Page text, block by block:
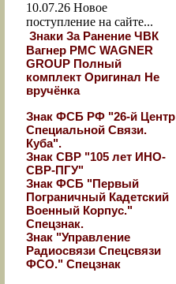
10.07.26 Новое
поступление на сайте...
Знаки За Ранение ЧВК
Вагнер РМС WAGNER
GROUP Полный
комплект Оригинал Не
вручёнка
Знак ФСБ РФ "26-й Центр
Специальной Связи.
Куба".
Знак СВР "105 лет ИНО-
СВР-ПГУ"
Знак ФСБ "Первый
Пограничный Кадетский
Военный Корпус."
Спецзнак.
Знак "Управление
Радиосвязи Спецсвязи
ФСО." Спецзнак